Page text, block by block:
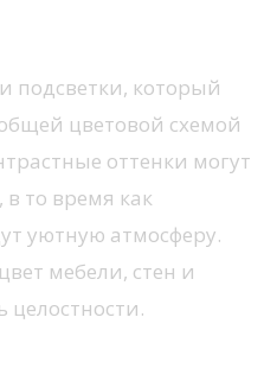
подсветки, который
цветовой схемой
оттенки могут
то время как
уютную атмосферу.
мебели, стен и
целостности.